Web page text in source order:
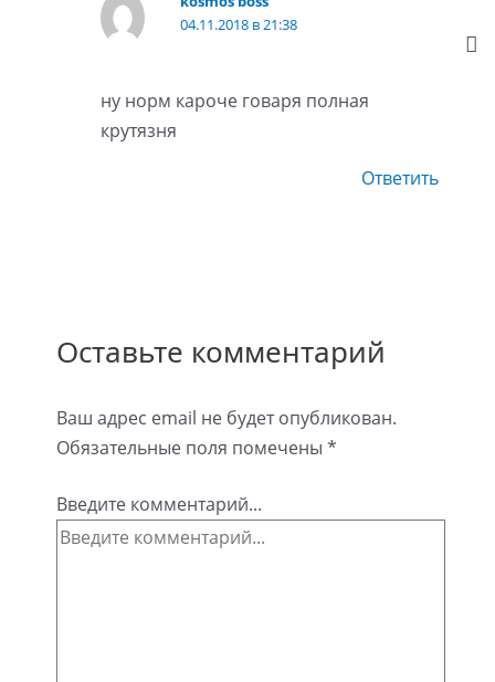
04.11.2018 в 21:38
ну норм кароче говаря полная
крутязня
Ответить
Оставьте комментарий
Ваш адрес email не будет опубликован.
Обязательные поля помечены *
Введите комментарий...